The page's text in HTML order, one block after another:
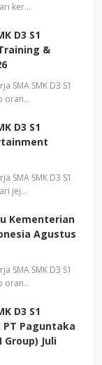
ker…
D3 S1
&
SMA SMK D3 S1
oran…
D3 S1
SMA SMK D3 S1
jej…
Kementerian
Agustus
SMA SMK D3 S1
oran…
D3 S1
PT Paguntaka
Group) Juli